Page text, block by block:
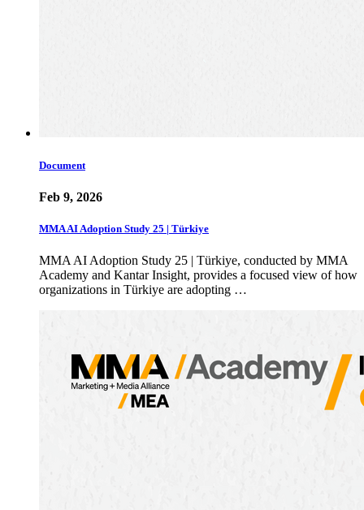
Document
Feb 9, 2026
MMA AI Adoption Study 25 | Türkiye
MMA AI Adoption Study 25 | Türkiye, conducted by MMA
Academy and Kantar Insight, provides a focused view of how
organizations in Türkiye are adopting …